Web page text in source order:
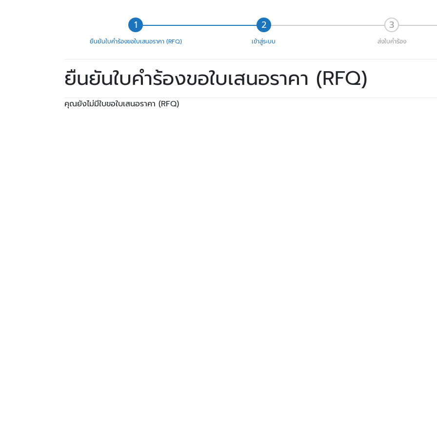
ยืนยันใบคำร้องขอใบเสนอราคา (RFQ) เข้าสู่ระบบ ส่งใบคำร้อง
ยืนยันใบคำร้องขอใบเสนอราคา (RFQ)
คุณยังไม่มีใบขอใบเสนอราคา (RFQ)